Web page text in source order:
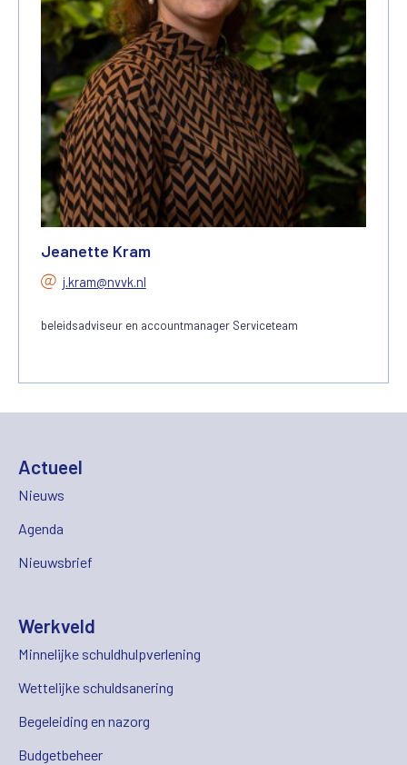
Jeanette Kram
j.kram@nvvk.nl
beleidsadviseur en accountmanager Serviceteam
Actueel
Nieuws
Agenda
Nieuwsbrief
Werkveld
Minnelijke schuldhulpverlening
Wettelijke schuldsanering
Begeleiding en nazorg
Budgetbeheer